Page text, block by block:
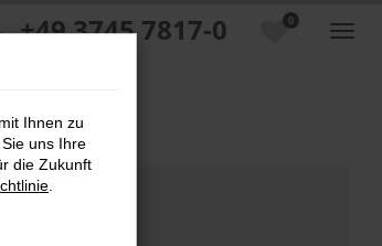
0
+49 3745 7817-0
Ihnen zu
uns Ihre
die Zukunft